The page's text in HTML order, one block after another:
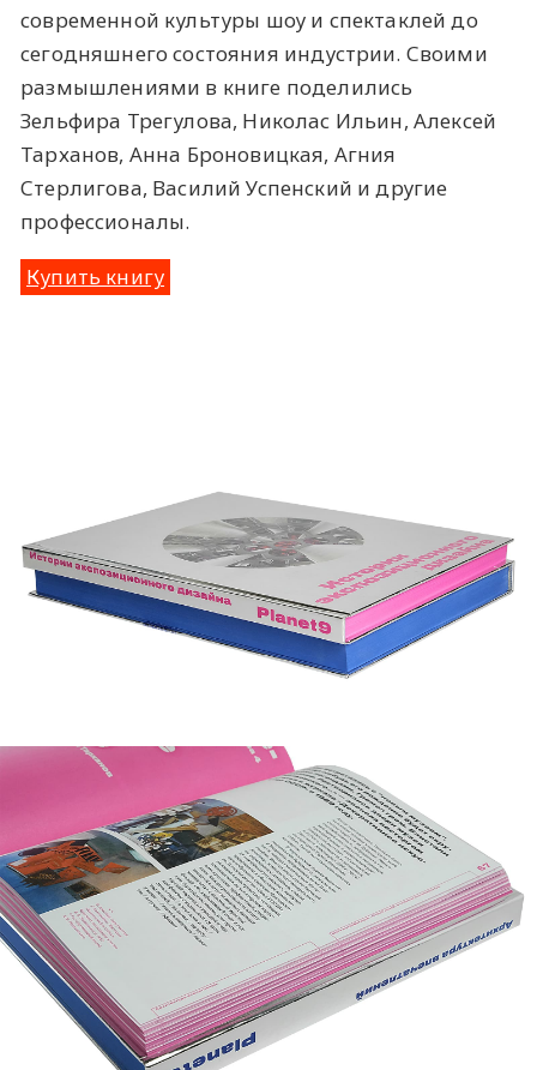
современной культуры шоу и спектаклей до
сегодняшнего состояния индустрии. Своими
размышлениями в книге поделились
Зельфира Трегулова, Николас Ильин, Алексей
Тарханов, Анна Броновицкая, Агния
Стерлигова, Василий Успенский и другие
профессионалы.
Купить книгу